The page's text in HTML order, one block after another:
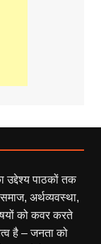
उद्देश्य पाठकों तक
अर्थव्यवस्था,
को कवर करते
है – जनता को